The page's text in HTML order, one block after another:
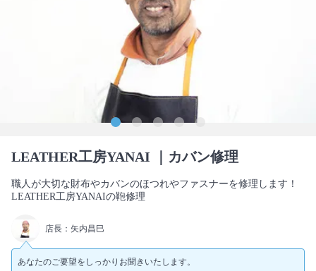
LEATHER工房YANAI ｜カバン修理
職人が大切な財布やカバンのほつれやファスナーを修理します！
LEATHER工房YANAIの鞄修理
店長：矢内昌巳
あなたのご要望をしっかりお聞きいたします。